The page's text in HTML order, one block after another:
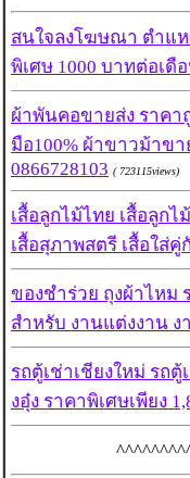
สนใจลงโฆษณา ตำแ
พิเศษ 1000 บาทต่อเดื
ผ้าพันคอขายส่ง ราคา
มือ100% ผ้าขาวม้าข
0866728103 ( 723115views)
เสื้อลูกไม้ไทย เสื้อลูกไ
เสื้อสุภาพสตรี เสื้อใส่
ของชำร่วย ถุงผ้าไหม
สำหรับ งานแต่งงาน ง
รถตู้เช่าเชียงใหม่ รถ
งอุ๋ง ราคาพิเศษเพียง